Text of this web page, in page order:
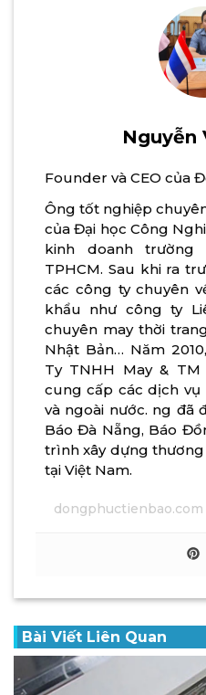
Nguyễn
Founder và CEO của
Ông tốt nghiệp
của Đại học Công
kinh doanh
TPHCM. Sau khi ra
các công ty chuyên
khẩu như công ty
chuyên may thời
Nhật Bản… Năm
Ty TNHH May &
cung cấp các dịch
và ngoài nước. ng đã
Báo Đà Nẵng, Báo
trình xây dựng
tại Việt Nam.
dongphuctienbao.com
Bài Viết Liên Quan